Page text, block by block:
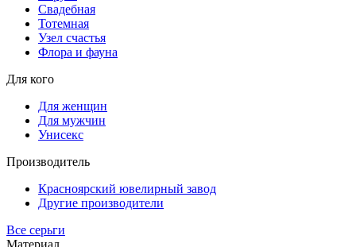
Свадебная
Тотемная
Узел счастья
Флора и фауна
Для кого
Для женщин
Для мужчин
Унисекс
Производитель
Красноярский ювелирный завод
Другие производители
Все серьги
Материал